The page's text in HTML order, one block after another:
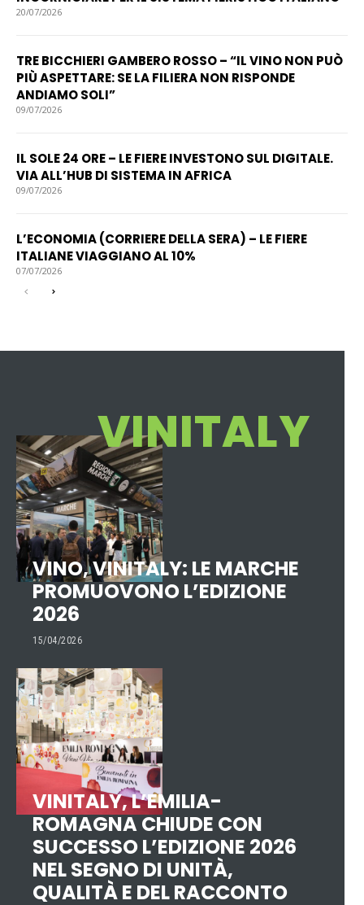
20/07/2026
TRE BICCHIERI GAMBERO ROSSO – “IL VINO NON PUÒ
PIÙ ASPETTARE: SE LA FILIERA NON RISPONDE
ANDIAMO SOLI”
09/07/2026
IL SOLE 24 ORE – LE FIERE INVESTONO SUL DIGITALE.
VIA ALL’HUB DI SISTEMA IN AFRICA
09/07/2026
L’ECONOMIA (CORRIERE DELLA SERA) – LE FIERE
ITALIANE VIAGGIANO AL 10%
07/07/2026
VINITALY
VINO, VINITALY: LE MARCHE
PROMUOVONO L’EDIZIONE
2026
15/04/2026
VINITALY, L’EMILIA-
ROMAGNA CHIUDE CON
SUCCESSO L’EDIZIONE 2026
NEL SEGNO DI UNITÀ,
QUALITÀ E DEL RACCONTO